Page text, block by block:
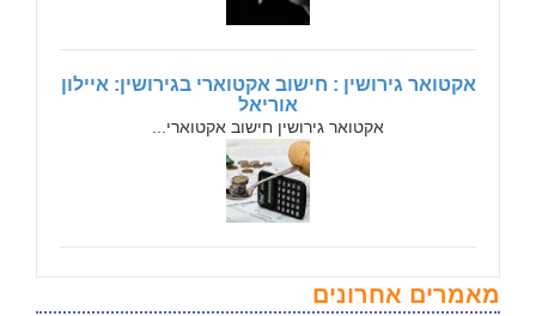
אקטואר גירושין : חישוב אקטוארי בגירושין: איילון
אוריאל
אקטואר גירושין חישוב אקטוארי...
מאמרים אחרונים